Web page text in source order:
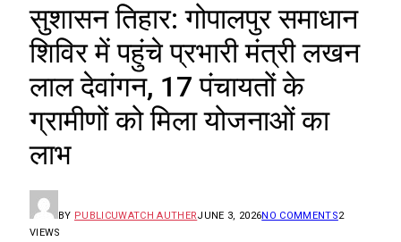
सुशासन तिहार: गोपालपुर समाधान
शिविर में पहुंचे प्रभारी मंत्री लखन
लाल देवांगन, 17 पंचायतों के
ग्रामीणों को मिला योजनाओं का
लाभ
BY PUBLICUWATCH AUTHERJUNE 3, 2026NO COMMENTS2
VIEWS